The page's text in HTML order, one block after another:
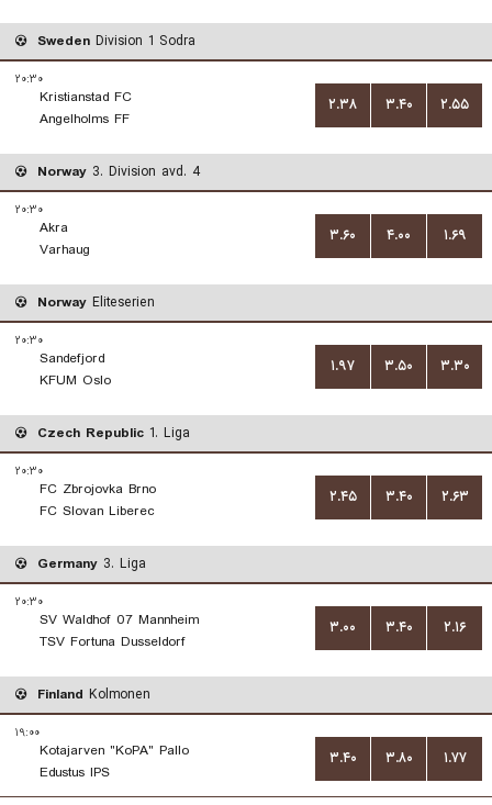
Sweden Division 1 Sodra
۲۰:۳۰
Kristianstad FC
Angelholms FF
۲.۳۸ ۳.۴۰ ۲.۵۵
Norway 3. Division avd. 4
۲۰:۳۰
Akra
Varhaug
۳.۶۰ ۴.۰۰ ۱.۶۹
Norway Eliteserien
۲۰:۳۰
Sandefjord
KFUM Oslo
۱.۹۷ ۳.۵۰ ۳.۳۰
Czech Republic 1. Liga
۲۰:۳۰
FC Zbrojovka Brno
FC Slovan Liberec
۲.۴۵ ۳.۴۰ ۲.۶۳
Germany 3. Liga
۲۰:۳۰
SV Waldhof 07 Mannheim
TSV Fortuna Dusseldorf
۳.۰۰ ۳.۴۰ ۲.۱۶
Finland Kolmonen
۱۹:۰۰
Kotajarven "KoPA" Pallo
Edustus IPS
۳.۴۰ ۳.۸۰ ۱.۷۷